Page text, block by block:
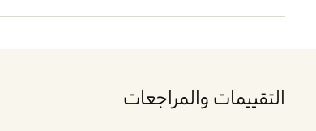
التقييمات والمراجعات